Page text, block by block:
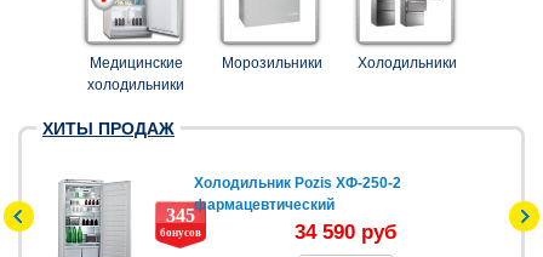
Медицинские
холодильники
Морозильники Холодильники
ХИТЫ ПРОДАЖ
345
бонусов
Холодильник Pozis ХФ-250-2
фармацевтический
34 590 руб